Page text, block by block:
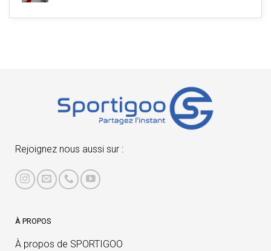
Rejoignez nous aussi sur :
À PROPOS
À propos de SPORTIGOO